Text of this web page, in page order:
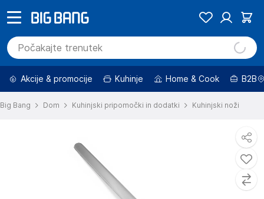
Akcije & promocije Kuhinje Home & Cook B2B
Big Bang Dom Kuhinjski pripomočki in dodatki Kuhinjski noži